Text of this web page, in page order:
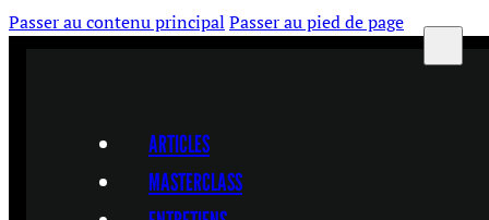
Passer au contenu principal Passer au pied de page
ARTICLES
MASTERCLASS